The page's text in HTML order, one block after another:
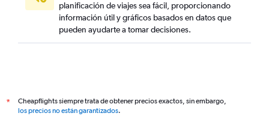
planificación de viajes sea fácil, proporcionando
información útil y gráficos basados en datos que
pueden ayudarte a tomar decisiones.
*
Cheapflights siempre trata de obtener precios exactos, sin embargo,
los precios no están garantizados.